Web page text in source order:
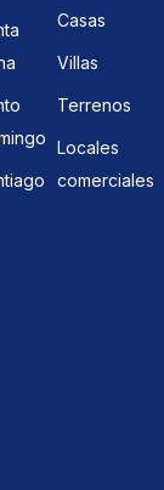
Casas
Villas
Terrenos
Locales
comerciales